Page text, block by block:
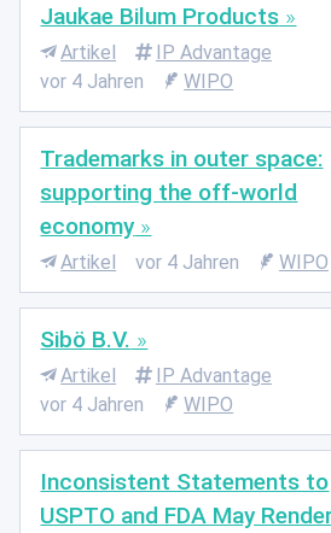
Jaukae Bilum Products
Artikel
IP Advantage
vor 4 Jahren
WIPO
Trademarks in outer space:
supporting the off-world
economy
Artikel vor 4 Jahren WIPO
Sibö B.V.
Artikel
IP Advantage
vor 4 Jahren
WIPO
Inconsistent Statements to
USPTO and FDA May